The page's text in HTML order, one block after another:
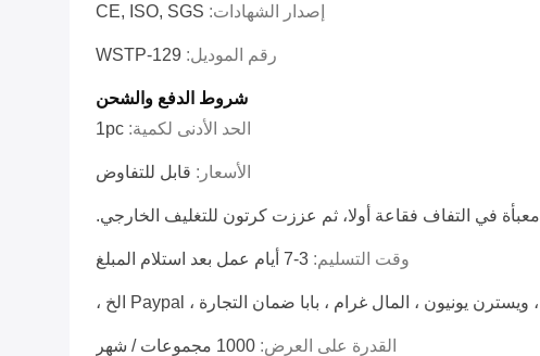
إصدار الشهادات: CE, ISO, SGS
رقم الموديل: WSTP-129
شروط الدفع والشحن
الحد الأدنى لكمية: 1pc
الأسعار: قابل للتفاوض
معبأة في التفاف فقاعة أولا، ثم عززت كرتون للتغليف الخارجي.
وقت التسليم: 3-7 أيام عمل بعد استلام المبلغ
القدرة على العرض: 1000 مجموعات / شهر